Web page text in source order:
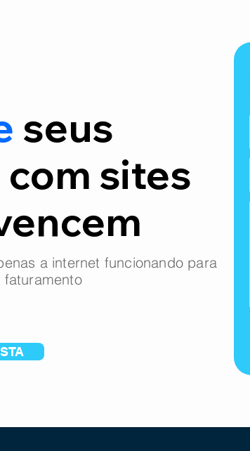
seus
com sites
a internet funcionando para
faturamento